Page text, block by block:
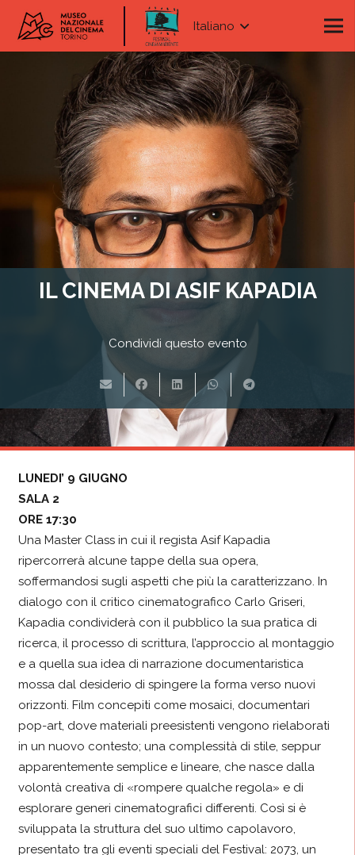
Italiano
IL CINEMA DI ASIF KAPADIA
Condividi questo evento
LUNEDI’ 9 GIUGNO
SALA 2
ORE 17:30
Una Master Class in cui il regista Asif Kapadia
ripercorrerà alcune tappe della sua opera,
soffermandosi sugli aspetti che più la caratterizzano. In
dialogo con il critico cinematografico Carlo Griseri,
Kapadia condividerà con il pubblico la sua pratica di
ricerca, il processo di scrittura, l’approccio al montaggio
e a quella sua idea di narrazione documentaristica
mossa dal desiderio di spingere la forma verso nuovi
orizzonti. Film concepiti come mosaici, documentari
pop-art, dove materiali preesistenti vengono rielaborati
in un nuovo contesto; una complessità di stile, seppur
apparentemente semplice e lineare, che nasce dalla
volontà creativa di «rompere qualche regola» e di
esplorare generi cinematografici differenti. Così si è
sviluppata la struttura del suo ultimo capolavoro,
presentato tra gli eventi speciali del Festival: 2073, un